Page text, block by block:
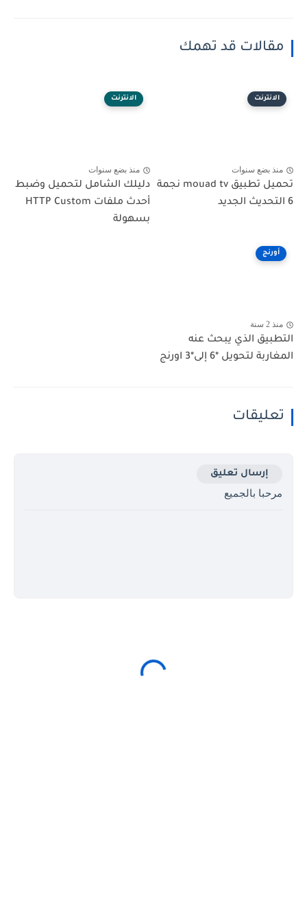
مقالات قد تهمك
الانترنت
منذ بضع سنوات
تحميل تطبيق mouad tv نجمة
6 التحديث الجديد
الانترنت
منذ بضع سنوات
دليلك الشامل لتحميل وضبط
أحدث ملفات HTTP Custom
بسهولة
أورنج
منذ 2 سنة
التطبيق الذي يبحث عنه
المغاربة لتحويل *6 إلى*3 اورنج
تعليقات
إرسال تعليق
مرحبا بالجميع